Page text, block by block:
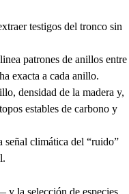
testigos del tronco sin
patrones de anillos entre
exacta a cada anillo.
densidad de la madera y,
estables de carbono y
señal climática del “ruido”